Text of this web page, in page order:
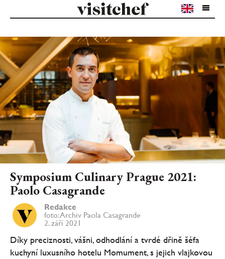
Symposium Culinary Prague 2021:
Paolo Casagrande
Redakce
foto: Archiv Paola Casagrande
2. září 2021
Díky preciznosti, vášni, odhodlání a tvrdé dřině šéfa
kuchyní luxusního hotelu Momument, s jejich vlajkovou